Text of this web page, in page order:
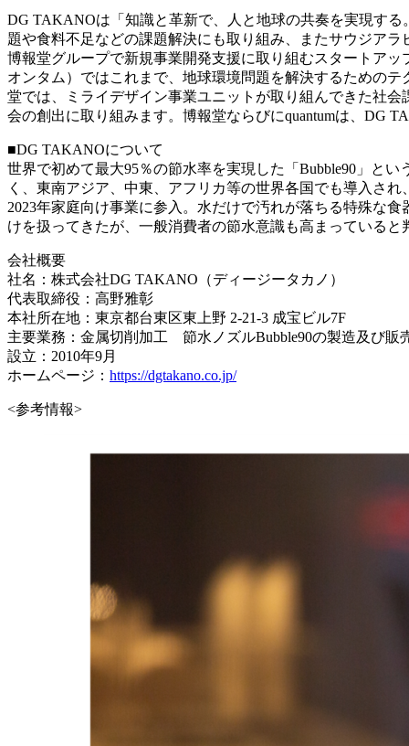
DG TAKANOは「知識と革新で、人と地球の共奏を実現す
題や食料不足などの課題解決にも取り組み、またサウジア
博報堂グループで新規事業開発支援に取り組むスタートアッ
オンタム）ではこれまで、地球環境問題を解決するための
堂では、ミライデザイン事業ユニットが取り組んできた社
会の創出に取り組みます。博報堂ならびにquantumは、DG
■DG TAKANOについて
世界で初めて最大95％の節水率を実現した「Bubble90」と
く、東南アジア、中東、アフリカ等の世界各国でも導入され
2023年家庭向け事業に参入。水だけで汚れが落ちる特殊な
けを扱ってきたが、一般消費者の節水意識も高まっていると
会社概要
社名：株式会社DG TAKANO（ディージータカノ）
代表取締役：高野雅彰
本社所在地：東京都台東区東上野 2-21-3 成宝ビル7F
主要業務：金属切削加工 節水ノズルBubble90の製造及び
設立：2010年9月
ホームページ： https://dgtakano.co.jp/
<参考情報>